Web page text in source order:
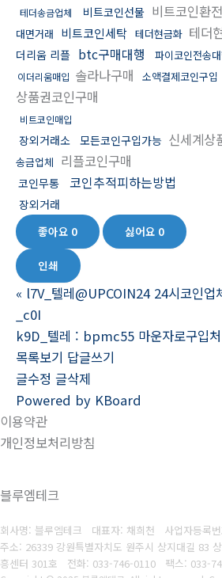
테더송금업체 비트코인선물 비트코인환전
대면거래 비트코인세탁 테더현금화 테더
더리움 리플 btc구매대행 파이코인전송
이더리움매입 솔라나구매 소액결제코인구입
상품권코인구매
비트코인매입
장외거래소 모든코인구입가능 신세계상
송금업체 리플코인구매
코인무통 코인추적피하는방법
장외거래
좋아요 0 싫어요 0
인쇄
« l7V_텔레@UPCOIN24 24시코인업
_c0I
k9D_텔레 : bpmc55 마운자로구입
목록보기 답글쓰기
글수정 글삭제
Powered by KBoard
이용약관
개인정보처리방침
블루엠테크
회사명: 블루엠테크 대표자: 채희천 사업자등록
주소: 26339 강원특별자치도 원주시 상지대길 83
흥센터 301호 전화: 033-746-0110 팩스: 033-